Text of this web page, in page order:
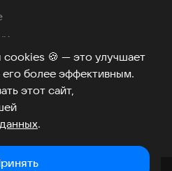
cookies 🍪 — это улучшает
его более эффективным.
этот сайт,
.
вопросы
©2026